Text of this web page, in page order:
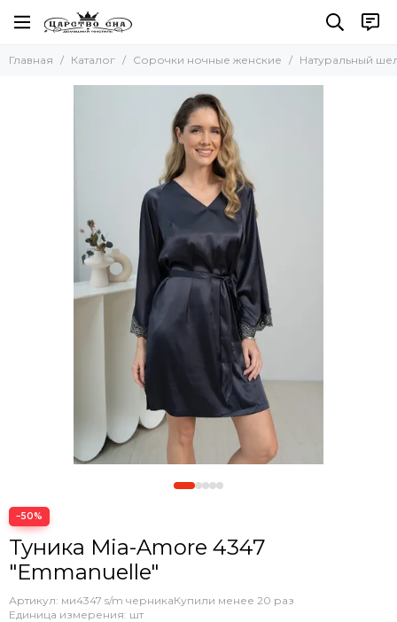
Сорочки ночные женские
Главная Каталог Сорочки ночные женские Натуральный
−50%
Туника Mia-Amore 4347
"Emmanuelle"
Артикул: ми4347 s/m черникаКупили менее 20 раз
Единица измерения: шт